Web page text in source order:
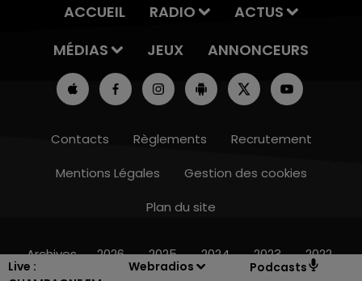
Live :
Webradios Podcasts
ACCUEIL RADIO
ACTUS
MÉDIAS
JEUX ANNONCEURS
Contacts Règlements
Recrutement
Mentions Légales
Gestion des cookies
Plan du site
Archives 2026 2025 2024 2023 2022